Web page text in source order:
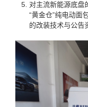
对主流新能源底盘
“黄金仓”纯电动面
的改装技术与公告